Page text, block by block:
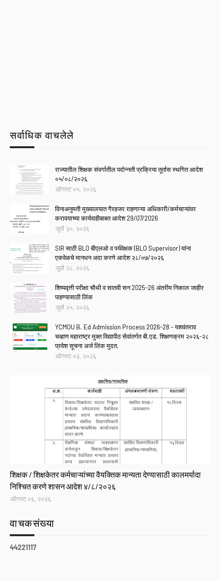
सर्वाधिक वाचलेले
राज्यातील शिक्षक संवर्गातील पदोन्नती प्रक्रिया तूर्तास स्थगित आदेश
०५/०८/२०२६
ऑगस्ट ०५, २०२६
विनाअनुमती मुख्यालयात गैरहजर राहणाऱ्या अधिकारी/कर्मचाऱ्यांवर
करावयाच्या कार्यवाहीबाबत आदेश 29/07/2026
जुलै ३०, २०२६
SIR साठी BLO बीएलओ व पर्यवेक्षक (BLO Supervisor) यांना
एकवेळचे मानधन अदा करणे आदेश २८/०७/२०२६
जुलै २८, २०२६
शिष्यवृत्ती परीक्षा चौथी व सातवी सन 2025-26 अंतरीम निकाल जाहीर
पाहण्यासाठी लिंक
जुलै २५, २०२६
YCMOU B. Ed Admission Process 2026-28 - यशवंतराव
चव्हाण महाराष्ट्र मुक्त विद्यापीठ सेवांतर्गत बी.एड. शिक्षणक्रम २०२६-२८
प्रवेश सूचना अर्ज लिंक मुदत.
ऑगस्ट ०३, २०२६
शिक्षक / शिक्षकेतर कर्मचाऱ्यांच्या वैयक्तिक मान्यता देण्यासाठी कालमर्यादा
निश्चित करणे शासन आदेश ४/८/२०२६
ऑगस्ट ०६, २०२६
वाचकसंख्या
44221117